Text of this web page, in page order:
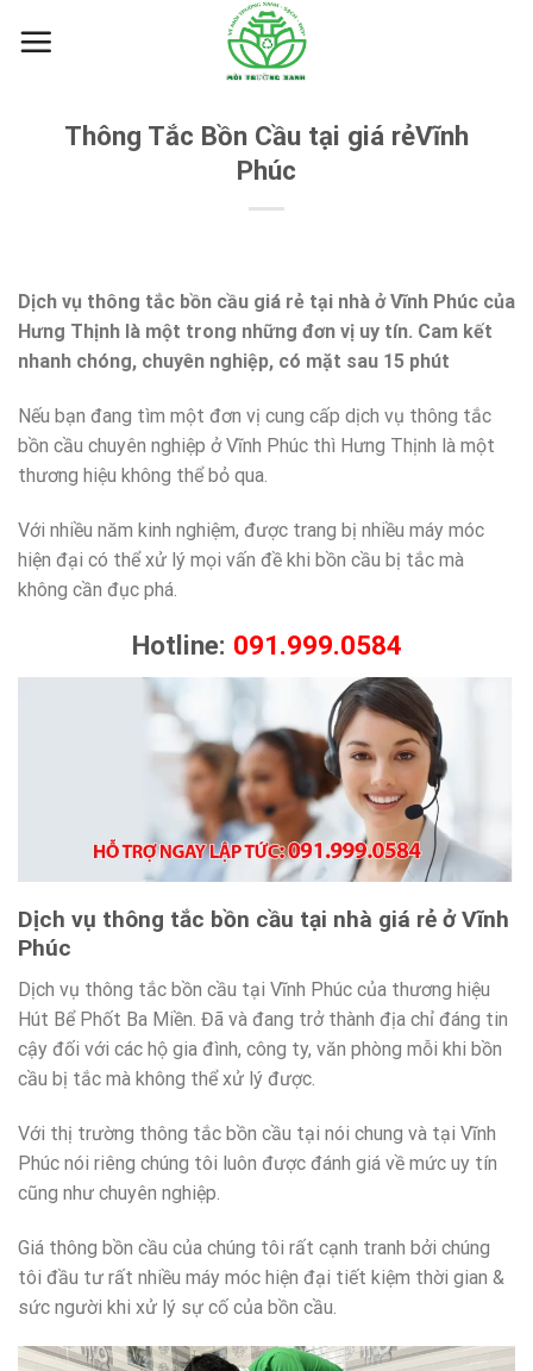
Thông Tắc Bồn Cầu tại giá rẻVĩnh
Phúc
Dịch vụ thông tắc bồn cầu giá rẻ tại nhà ởVĩnh Phúc của
Hưng Thịnh là một trong những đơn vị uy tín. Cam kết
nhanh chóng, chuyên nghiệp, có mặt sau 15 phút
Nếu bạn đang tìm một đơn vị cung cấp dịch vụ thông tắc
bồn cầu chuyên nghiệp ở Vĩnh Phúc thì Hưng Thịnh là một
thương hiệu không thể bỏ qua.
Với nhiều năm kinh nghiệm, được trang bị nhiều máy móc
hiện đại có thể xử lý mọi vấn đề khi bồn cầu bị tắc mà
không cần đục phá.
Hotline: 091.999.0584
Dịch vụ thông tắc bồn cầu tại nhà giá rẻ ở Vĩnh
Phúc
Dịch vụ thông tắc bồn cầu tại Vĩnh Phúc của thương hiệu
Hút Bể Phốt Ba Miền. Đã và đang trở thành địa chỉ đáng tin
cậy đối với các hộ gia đình, công ty, văn phòng mỗi khi bồn
cầu bị tắc mà không thể xử lý được.
Với thị trường thông tắc bồn cầu tại nói chung và tại Vĩnh
Phúc nói riêng chúng tôi luôn được đánh giá về mức uy tín
cũng như chuyên nghiệp.
Giá thông bồn cầu của chúng tôi rất cạnh tranh bởi chúng
tôi đầu tư rất nhiều máy móc hiện đại tiết kiệm thời gian &
sức người khi xử lý sự cố của bồn cầu.